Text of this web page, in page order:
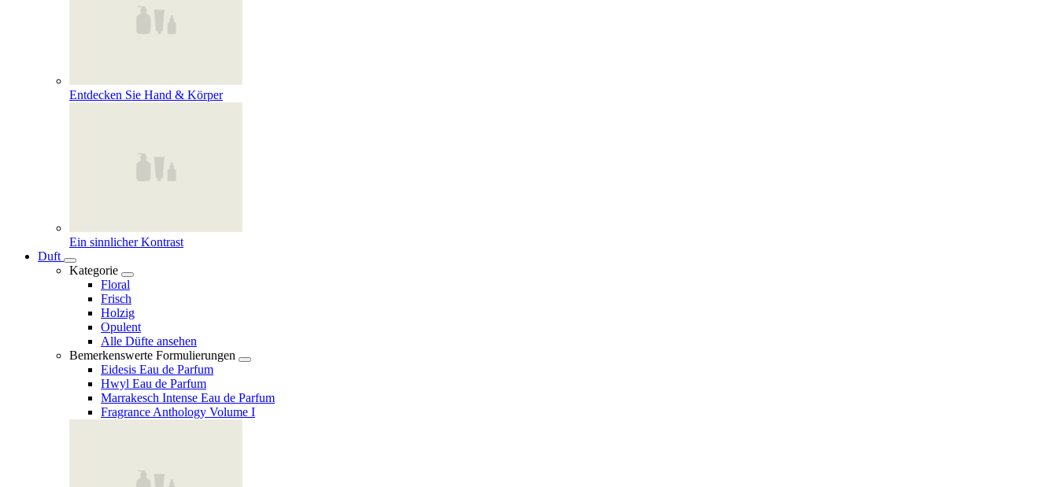
Entdecken Sie Hand & Körper
Ein sinnlicher Kontrast
Duft
Kategorie
Floral
Frisch
Holzig
Opulent
Alle Düfte ansehen
Bemerkenswerte Formulierungen
Eidesis Eau de Parfum
Hwyl Eau de Parfum
Marrakesch Intense Eau de Parfum
Fragrance Anthology Volume I